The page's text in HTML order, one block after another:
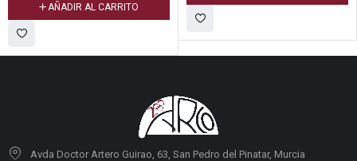
AÑADIR AL CARRITO
Avda Doctor Artero Guirao, 63, San Pedro del Pinatar, Murcia